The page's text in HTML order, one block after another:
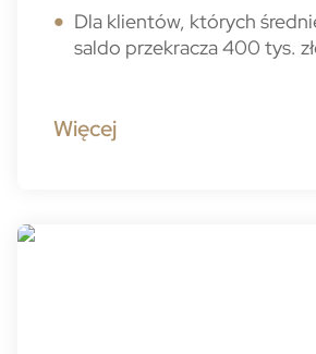
Dla klientów, których
saldo przekracza 400 tys.
Więcej